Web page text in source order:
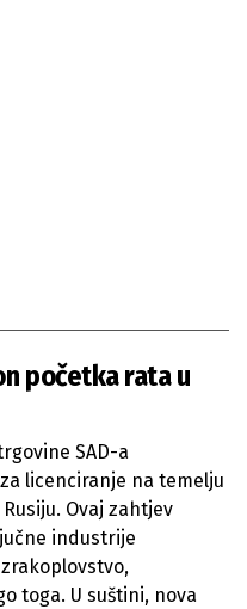
početka rata u
SAD-a
licenciranje na temelju
Ovaj zahtjev
industrije
toga. U suštini, nova